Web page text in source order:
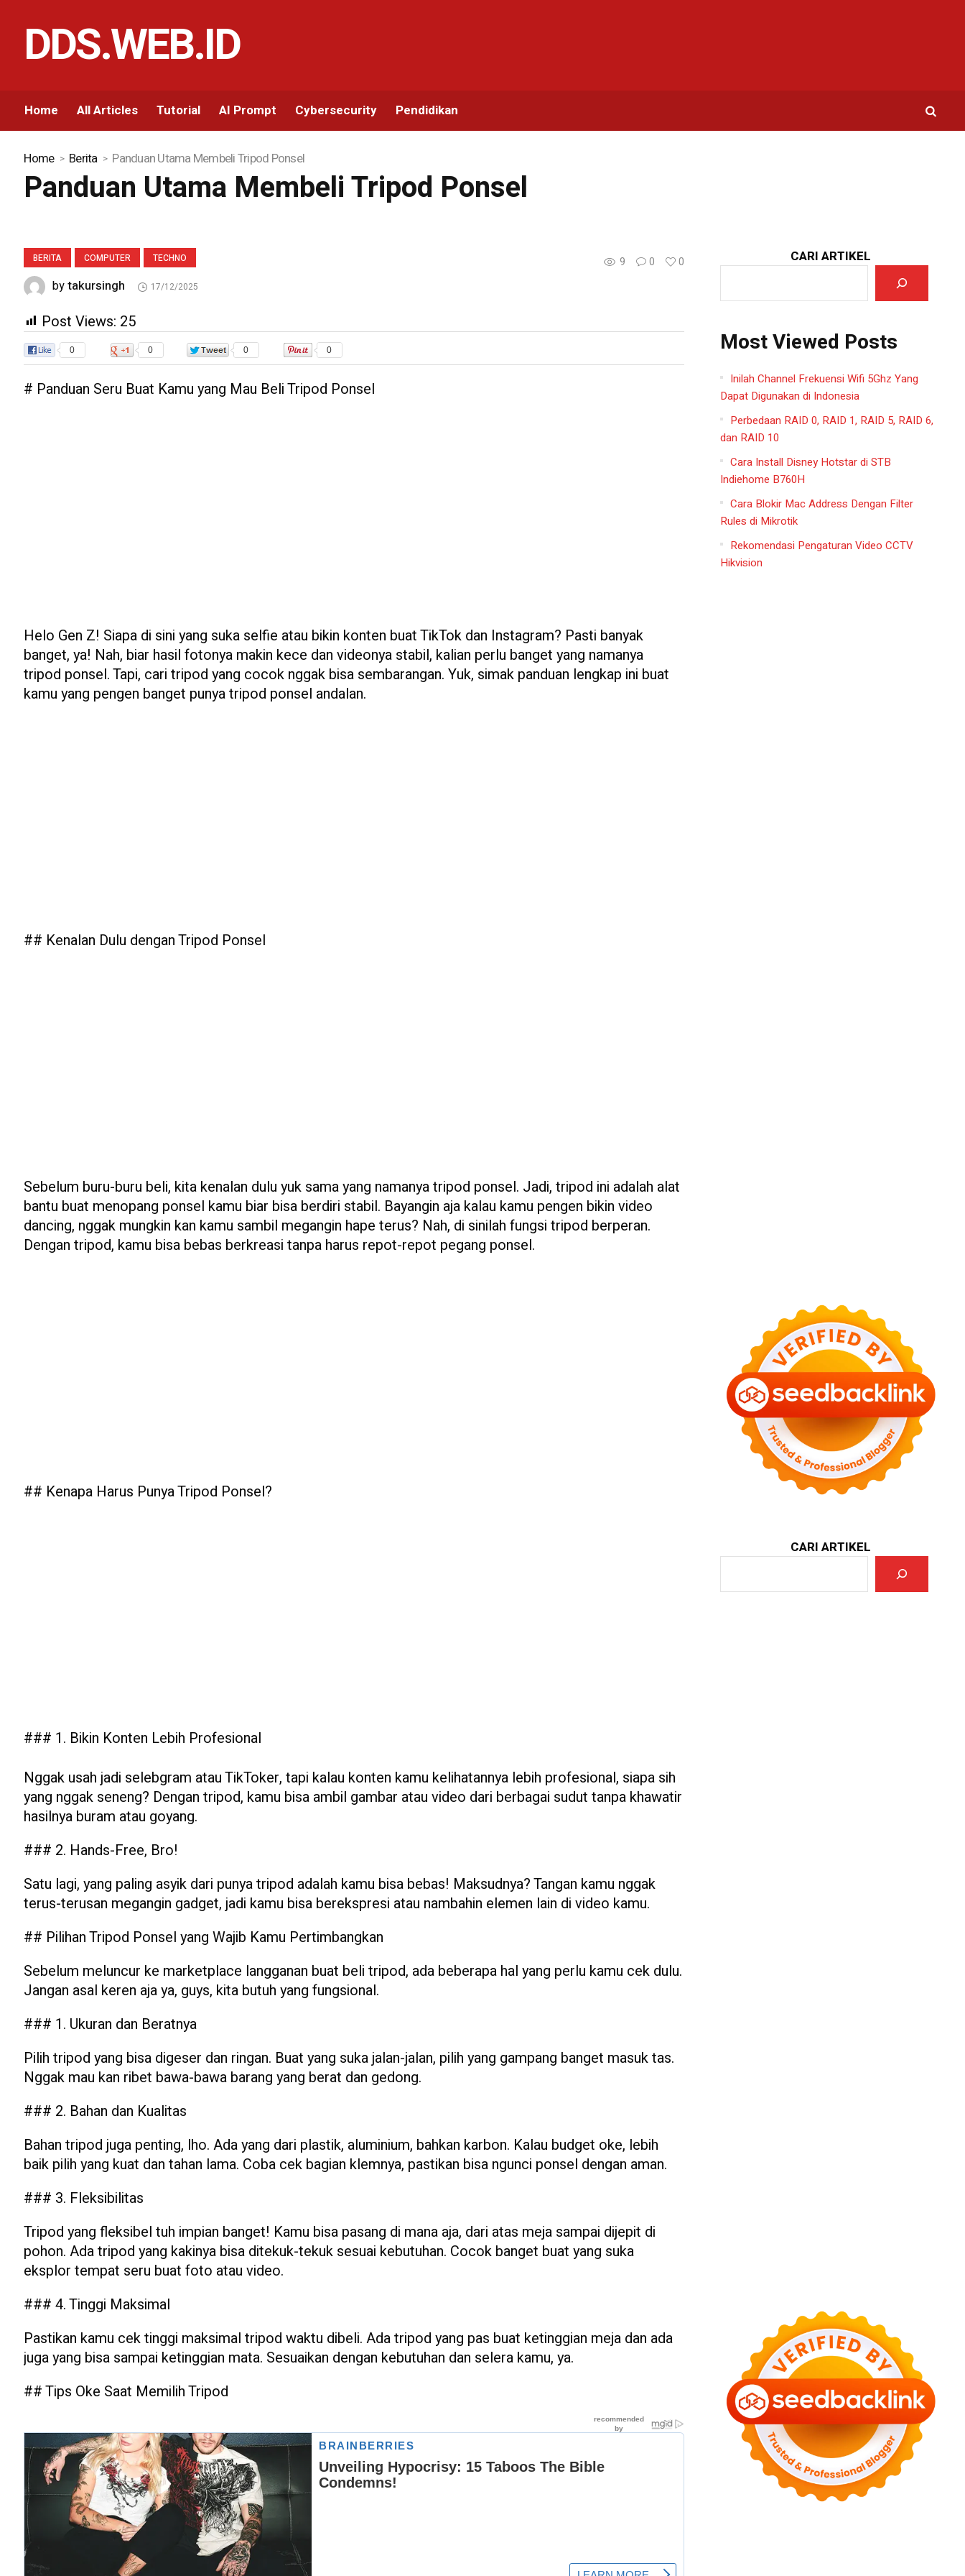
DDS.WEB.ID
Home All Articles Tutorial AI Prompt Cybersecurity Pendidikan
Home Berita Panduan Utama Membeli Tripod Ponsel
Panduan Utama Membeli Tripod Ponsel
BERITA COMPUTER TECHNO 9 0 0
bytakursingh 17/12/2025
Post Views: 25
0 0 0 0
# Panduan Seru Buat Kamu yang Mau Beli Tripod Ponsel
Helo Gen Z! Siapa di sini yang suka selfie atau bikin konten buat TikTok dan Instagram? Pasti banyak
banget, ya! Nah, biar hasil fotonya makin kece dan videonya stabil, kalian perlu banget yang namanya
tripod ponsel. Tapi, cari tripod yang cocok nggak bisa sembarangan. Yuk, simak panduan lengkap ini buat
kamu yang pengen banget punya tripod ponsel andalan.
## Kenalan Dulu dengan Tripod Ponsel
Sebelum buru-buru beli, kita kenalan dulu yuk sama yang namanya tripod ponsel. Jadi, tripod ini adalah alat
bantu buat menopang ponsel kamu biar bisa berdiri stabil. Bayangin aja kalau kamu pengen bikin video
dancing, nggak mungkin kan kamu sambil megangin hape terus? Nah, di sinilah fungsi tripod berperan.
Dengan tripod, kamu bisa bebas berkreasi tanpa harus repot-repot pegang ponsel.
## Kenapa Harus Punya Tripod Ponsel?
### 1. Bikin Konten Lebih Profesional
Nggak usah jadi selebgram atau TikToker, tapi kalau konten kamu kelihatannya lebih profesional, siapa sih
yang nggak seneng? Dengan tripod, kamu bisa ambil gambar atau video dari berbagai sudut tanpa khawatir
hasilnya buram atau goyang.
### 2. Hands-Free, Bro!
Satu lagi, yang paling asyik dari punya tripod adalah kamu bisa bebas! Maksudnya? Tangan kamu nggak
terus-terusan megangin gadget, jadi kamu bisa berekspresi atau nambahin elemen lain di video kamu.
## Pilihan Tripod Ponsel yang Wajib Kamu Pertimbangkan
Sebelum meluncur ke marketplace langganan buat beli tripod, ada beberapa hal yang perlu kamu cek dulu.
Jangan asal keren aja ya, guys, kita butuh yang fungsional.
### 1. Ukuran dan Beratnya
Pilih tripod yang bisa digeser dan ringan. Buat yang suka jalan-jalan, pilih yang gampang banget masuk tas.
Nggak mau kan ribet bawa-bawa barang yang berat dan gedong.
### 2. Bahan dan Kualitas
Bahan tripod juga penting, lho. Ada yang dari plastik, aluminium, bahkan karbon. Kalau budget oke, lebih
baik pilih yang kuat dan tahan lama. Coba cek bagian klemnya, pastikan bisa ngunci ponsel dengan aman.
### 3. Fleksibilitas
Tripod yang fleksibel tuh impian banget! Kamu bisa pasang di mana aja, dari atas meja sampai dijepit di
pohon. Ada tripod yang kakinya bisa ditekuk-tekuk sesuai kebutuhan. Cocok banget buat yang suka
eksplor tempat seru buat foto atau video.
### 4. Tinggi Maksimal
Pastikan kamu cek tinggi maksimal tripod waktu dibeli. Ada tripod yang pas buat ketinggian meja dan ada
juga yang bisa sampai ketinggian mata. Sesuaikan dengan kebutuhan dan selera kamu, ya.
## Tips Oke Saat Memilih Tripod
CARI ARTIKEL
Most Viewed Posts
Inilah Channel Frekuensi Wifi 5Ghz Yang
Dapat Digunakan di Indonesia
Perbedaan RAID 0, RAID 1, RAID 5, RAID 6,
dan RAID 10
Cara Install Disney Hotstar di STB
Indiehome B760H
Cara Blokir Mac Address Dengan Filter
Rules di Mikrotik
Rekomendasi Pengaturan Video CCTV
Hikvision
CARI ARTIKEL